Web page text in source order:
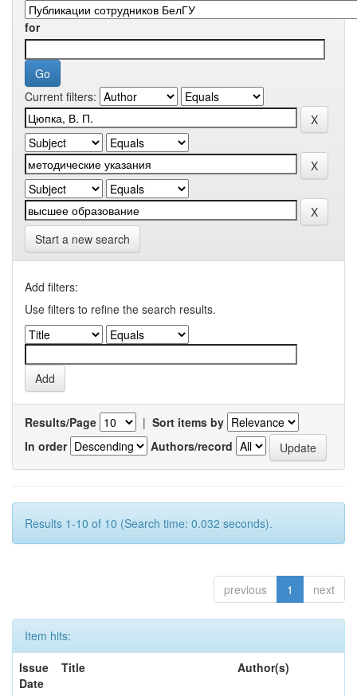
for
Current filters:
Start a new search
Add filters:
Use filters to refine the search results.
Results/Page | Sort items by
In order
Authors/record
Results 1-10 of 10 (Search time: 0.032 seconds).
previous 1 next
Item hits:
Issue
Date
Title Author(s)